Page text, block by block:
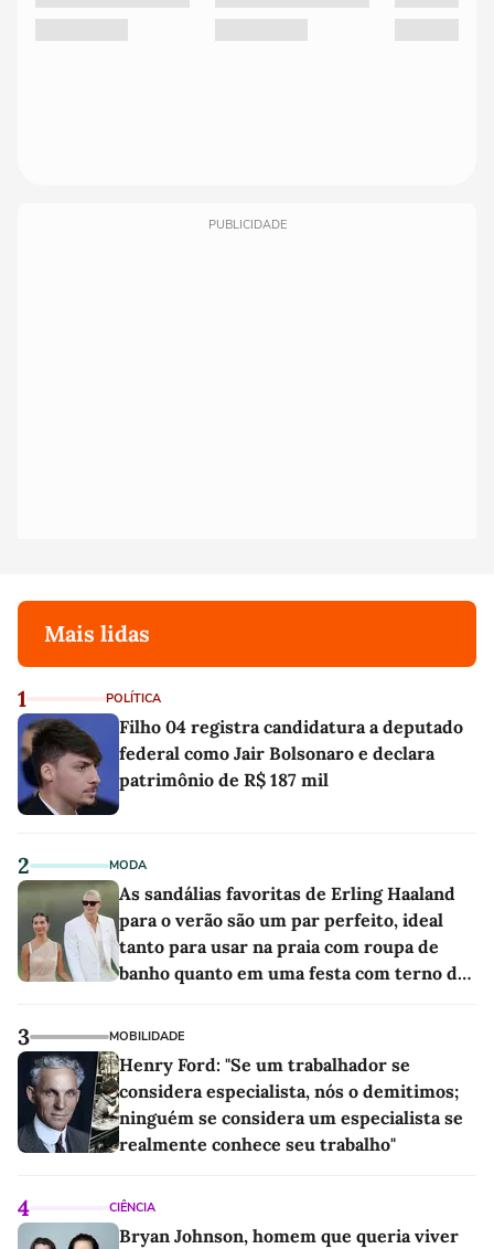
PUBLICIDADE
Mais lidas
1 POLÍTICA
Filho 04 registra candidatura a deputado
federal como Jair Bolsonaro e declara
patrimônio de R$ 187 mil
2 MODA
As sandálias favoritas de Erling Haaland
para o verão são um par perfeito, ideal
tanto para usar na praia com roupa de
banho quanto em uma festa com terno de
3 MOBILIDADE
Henry Ford: "Se um trabalhador se
considera especialista, nós o demitimos;
ninguém se considera um especialista se
realmente conhece seu trabalho"
4 CIÊNCIA
Bryan Johnson, homem que queria viver